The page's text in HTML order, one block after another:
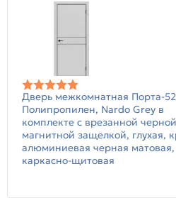
Дверь межкомнатная Порта-
Полипропилен, Nardo Grey в
комплекте с врезанной черной
магнитной защелкой, глухая,
алюминиевая черная матовая,
каркасно-щитовая